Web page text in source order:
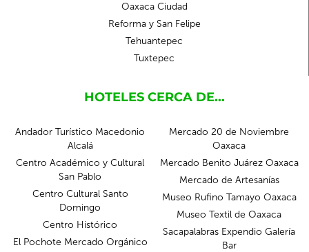
Oaxaca Ciudad
Reforma y San Felipe
Tehuantepec
Tuxtepec
HOTELES CERCA DE...
Andador Turístico Macedonio
Alcalá
Centro Académico y Cultural
San Pablo
Centro Cultural Santo
Domingo
Centro Histórico
El Pochote Mercado Orgánico
Mercado 20 de Noviembre
Oaxaca
Mercado Benito Juárez Oaxaca
Mercado de Artesanías
Museo Rufino Tamayo Oaxaca
Museo Textil de Oaxaca
Sacapalabras Expendio Galería
Bar